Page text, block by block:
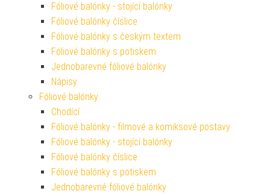
Fóliové balónky - stojící balónky
Fóliové balónky číslice
Fóliové balónky s českým textem
Fóliové balónky s potiskem
Jednobarevné fóliové balónky
Nápisy
Fóliové balónky
Chodící
Fóliové balónky - filmové a komiksové postavy
Fóliové balónky - stojící balónky
Fóliové balónky číslice
Fóliové balónky s potiskem
Jednobarevné fóliové balónky